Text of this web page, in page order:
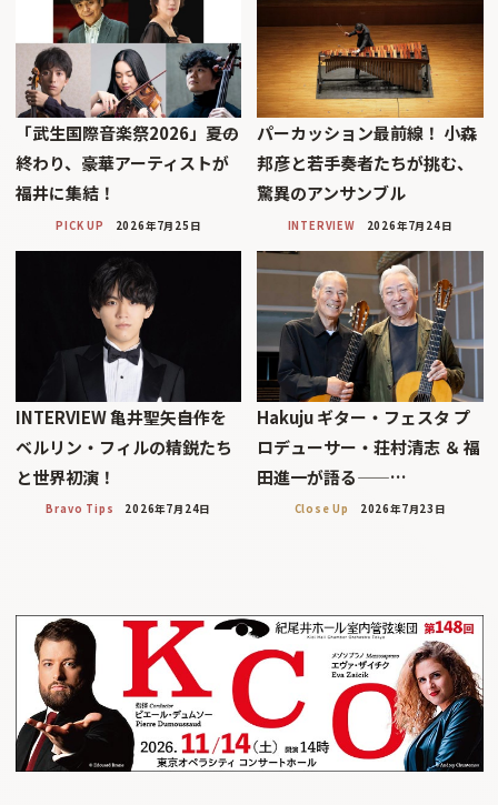
「武生国際音楽祭2026」――夏の
終わり、豪華アーティストが
福井に集結！
PICK UP 2026年7月25日
パーカッション最前線！ 小森
邦彦と若手奏者たちが挑む、
驚異のアンサンブル
INTERVIEW 2026年7月24日
INTERVIEW 亀井聖矢――自作を
ベルリン・フィルの精鋭たち
と世界初演！
Bravo Tips 2026年7月24日
Hakuju ギター・フェスタ プ
ロデューサー・荘村清志 ＆ 福
田進一が語る——…
Close Up 2026年7月23日